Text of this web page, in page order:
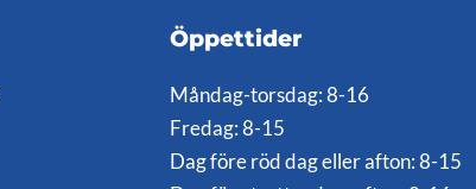
Öppettider
Måndag-torsdag: 8-16
Fredag: 8-15
Dag före röd dag eller afton: 8-15